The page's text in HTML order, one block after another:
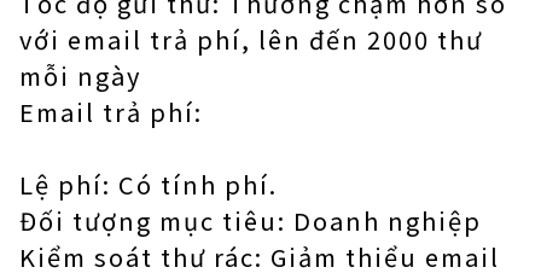
với email trả phí, lên đến 2000 thư
mỗi ngày
Email trả phí:
Lệ phí: Có tính phí.
Đối tượng mục tiêu: Doanh nghiệp
Kiểm soát thư rác: Giảm thiểu email